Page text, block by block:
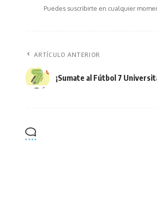
Puedes suscribirte en cualquier
ARTÍCULO ANTERIOR
¡Sumate al Fútbol 7